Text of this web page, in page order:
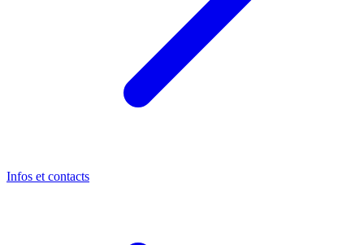
Infos et contacts